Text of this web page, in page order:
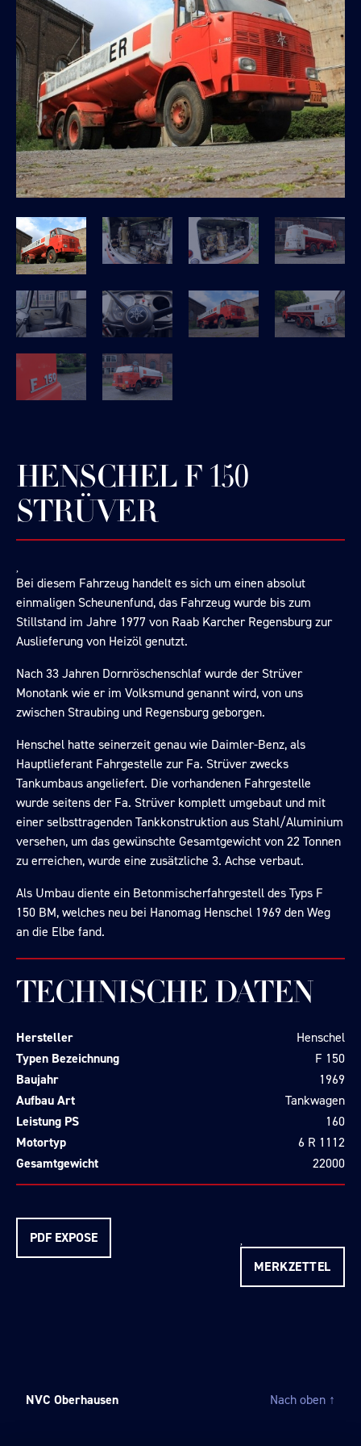
HENSCHEL F 150
STRÜVER
Bei diesem Fahrzeug handelt es sich um einen absolut
einmaligen Scheunenfund, das Fahrzeug wurde bis zum
Stillstand im Jahre 1977 von Raab Karcher Regensburg zur
Auslieferung von Heizöl genutzt.
Nach 33 Jahren Dornröschenschlaf wurde der Strüver
Monotank wie er im Volksmund genannt wird, von uns
zwischen Straubing und Regensburg geborgen.
Henschel hatte seinerzeit genau wie Daimler-Benz, als
Hauptlieferant Fahrgestelle zur Fa. Strüver zwecks
Tankumbaus angeliefert. Die vorhandenen Fahrgestelle
wurde seitens der Fa. Strüver komplett umgebaut und mit
einer selbsttragenden Tankkonstruktion aus Stahl/Aluminium
versehen, um das gewünschte Gesamtgewicht von 22 Tonnen
zu erreichen, wurde eine zusätzliche 3. Achse verbaut.
Als Umbau diente ein Betonmischerfahrgestell des Typs F
150 BM, welches neu bei Hanomag Henschel 1969 den Weg
an die Elbe fand.
TECHNISCHE DATEN
Hersteller
Henschel
Typen Bezeichnung
F 150
Baujahr
1969
Aufbau Art
Tankwagen
Leistung PS
160
Motortyp
6 R 1112
Gesamtgewicht
22000
PDF EXPOSE
MERKZETTEL
NVC Oberhausen Nach oben ↑